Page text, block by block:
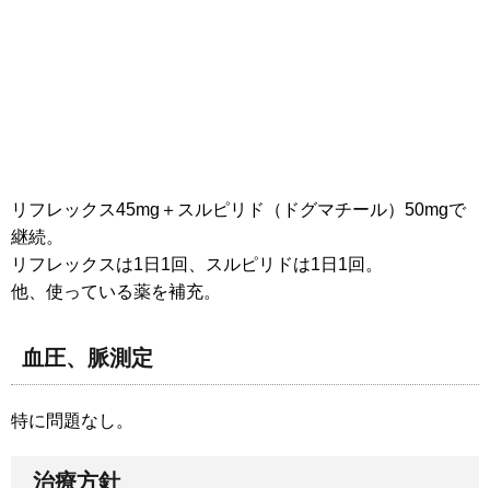
リフレックス45mg＋スルピリド（ドグマチール）50mgで
継続。
リフレックスは1日1回、スルピリドは1日1回。
他、使っている薬を補充。
血圧、脈測定
特に問題なし。
治療方針